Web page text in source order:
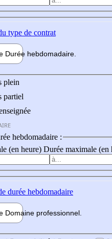
type de contrat
Durée hebdomadaire
plein
partiel
hebdomadaire :
(en heure) Durée maximale (en
durée hebdomadaire
Domaine professionnel